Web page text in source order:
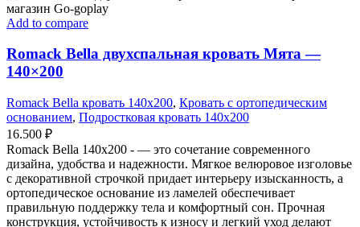
Add to compare
Romack Bella двухспальная кровать Мята —
140×200
Romack Bella кровать 140x200, Кровать с ортопедическим
основанием, Подростковая кровать 140x200
16.500 ₽
Romack Bella 140x200 - — это сочетание современного
дизайна, удобства и надежности. Мягкое велюровое изголовье
с декоративной строчкой придает интерьеру изысканность, а
ортопедическое основание из ламелей обеспечивает
правильную поддержку тела и комфортный сон. Прочная
конструкция, устойчивость к износу и легкий уход делают